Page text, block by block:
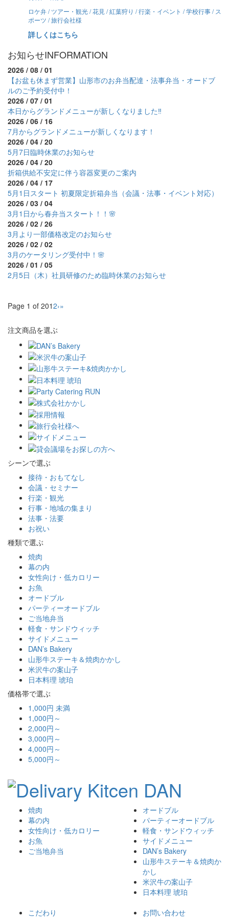
ロケ弁 / ツアー・観光 / 花見 / 紅葉狩り / 行楽・イベント / 学校行事 / ス
ポーツ / 旅行会社様
詳しくはこちら
お知らせINFORMATION
2026 / 08 / 01
【お盆も休まず営業】山形市のお弁当配達・法事弁当・オードブ
ルのご予約受付中！
2026 / 07 / 01
本日からグランドメニューが新しくなりました‼
2026 / 06 / 16
7月からグランドメニューが新しくなります！
2026 / 04 / 20
5月7日臨時休業のお知らせ
2026 / 04 / 20
折箱供給不安定に伴う容器変更のご案内
2026 / 04 / 17
5月1日スタート 初夏限定折箱弁当（会議・法事・イベント対応）
2026 / 03 / 04
3月1日から春弁当スタート！！🌸
2026 / 02 / 26
3月より一部価格改定のお知らせ
2026 / 02 / 02
3月のケータリング受付中！🌸
2026 / 01 / 05
2月5日（木）社員研修のため臨時休業のお知らせ
Page 1 of 2012›»
注文商品を選ぶ
シーンで選ぶ
接待・おもてなし
会議・セミナー
行楽・観光
行事・地域の集まり
法事・法要
お祝い
種類で選ぶ
焼肉
幕の内
女性向け・低カロリー
お魚
オードブル
パーティーオードブル
ご当地弁当
軽食・サンドウィッチ
サイドメニュー
DAN’s Bakery
山形牛ステーキ＆焼肉かかし
米沢牛の案山子
日本料理 琥珀
価格帯で選ぶ
1,000円 未満
1,000円～
2,000円～
3,000円～
4,000円～
5,000円～
焼肉
幕の内
女性向け・低カロリー
お魚
ご当地弁当
オードブル
パーティーオードブル
軽食・サンドウィッチ
サイドメニュー
DAN’s Bakery
山形牛ステーキ＆焼肉か
かし
米沢牛の案山子
日本料理 琥珀
こだわり
お問い合わせ